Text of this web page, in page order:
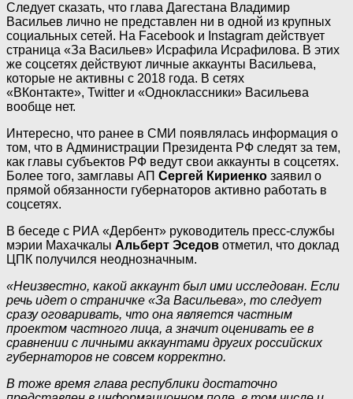
Следует сказать, что глава Дагестана Владимир
Васильев лично не представлен ни в одной из крупных
социальных сетей. На Facebook и Instagram действует
страница «За Васильев» Исрафила Исрафилова. В этих
же соцсетях действуют личные аккаунты Васильева,
которые не активны с 2018 года. В сетях
«ВКонтакте», Twitter и «Одноклассники» Васильева
вообще нет.
Интересно, что ранее в СМИ появлялась информация о
том, что в Администрации Президента РФ следят за тем,
как главы субъектов РФ ведут свои аккаунты в соцсетях.
Более того, замглавы АП Сергей Кириенко заявил о
прямой обязанности губернаторов активно работать в
соцсетях.
В беседе с РИА «Дербент» руководитель пресс-службы
мэрии Махачкалы Альберт Эседов отметил, что доклад
ЦПК получился неоднозначным.
«Неизвестно, какой аккаунт был ими исследован. Если
речь идет о страничке «За Васильева», то следует
сразу оговаривать, что она является частным
проектом частного лица, а значит оценивать ее в
сравнении с личными аккаунтами других российских
губернаторов не совсем корректно.
В тоже время глава республики достаточно